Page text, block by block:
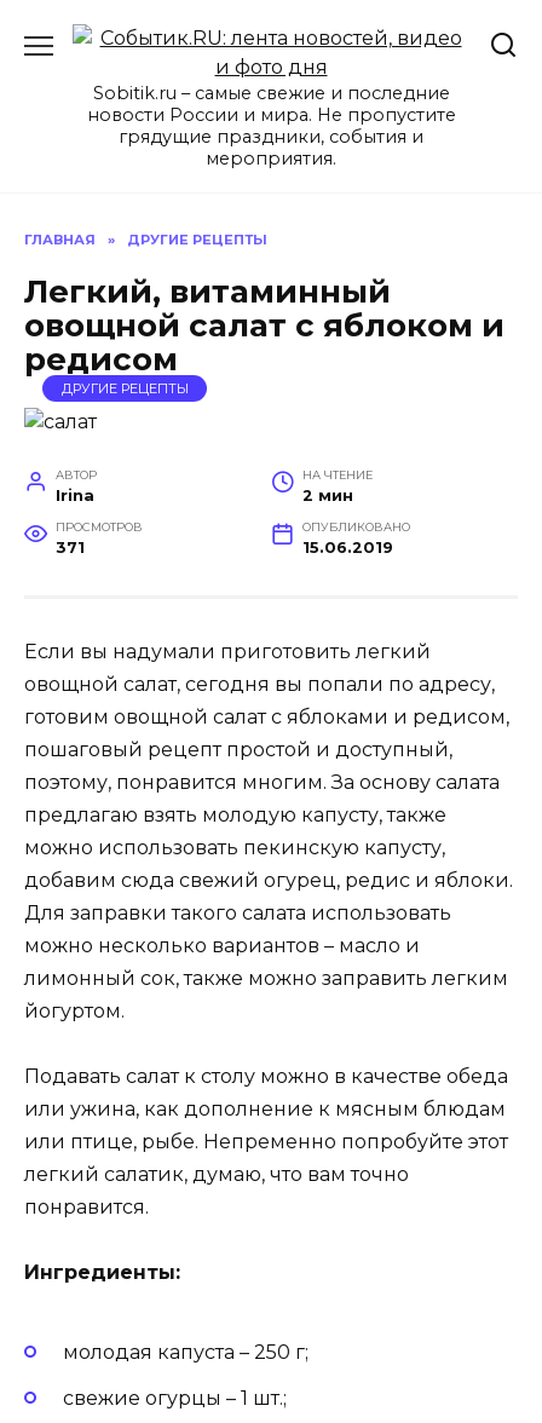
Sobitik.ru – самые свежие и последние
новости России и мира. Не пропустите
грядущие праздники, события и
мероприятия.
ГЛАВНАЯ » ДРУГИЕ РЕЦЕПТЫ
Легкий, витаминный
овощной салат с яблоком и
редисом
ДРУГИЕ РЕЦЕПТЫ
АВТОР
Irina
НА ЧТЕНИЕ
2 мин
ПРОСМОТРОВ
371
ОПУБЛИКОВАНО
15.06.2019
Если вы надумали приготовить легкий
овощной салат, сегодня вы попали по адресу,
готовим овощной салат с яблоками и редисом,
пошаговый рецепт простой и доступный,
поэтому, понравится многим.За основу салата
предлагаю взять молодую капусту, также
можно использовать пекинскую капусту,
добавим сюда свежий огурец, редис и яблоки.
Для заправки такого салата использовать
можно несколько вариантов – масло и
лимонный сок, также можно заправить легким
йогуртом.
Подавать салат к столу можно в качестве обеда
или ужина, как дополнение к мясным блюдам
или птице, рыбе. Непременно попробуйте этот
легкий салатик, думаю, что вам точно
понравится.
Ингредиенты:
молодая капуста – 250 г;
свежие огурцы – 1 шт.;